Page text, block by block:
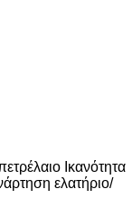
Ικανότητα
ελατήριο/